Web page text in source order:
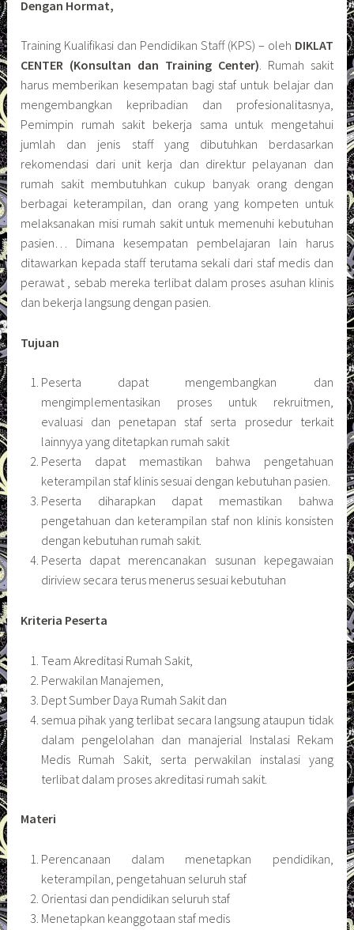
Dengan Hormat,
Training Kualifikasi dan Pendidikan Staff (KPS) – oleh DIKLAT
CENTER (Konsultan dan Training Center). Rumah sakit
harus memberikan kesempatan bagi staf untuk belajar dan
mengembangkan kepribadian dan profesionalitasnya,
Pemimpin rumah sakit bekerja sama untuk mengetahui
jumlah dan jenis staff yang dibutuhkan berdasarkan
rekomendasi dari unit kerja dan direktur pelayanan dan
rumah sakit membutuhkan cukup banyak orang dengan
berbagai keterampilan, dan orang yang kompeten untuk
melaksanakan misi rumah sakit untuk memenuhi kebutuhan
pasien… Dimana kesempatan pembelajaran lain harus
ditawarkan kepada staff terutama sekali dari staf medis dan
perawat , sebab mereka terlibat dalam proses asuhan klinis
dan bekerja langsung dengan pasien.
Tujuan
Peserta dapat mengembangkan dan
mengimplementasikan proses untuk rekruitmen,
evaluasi dan penetapan staf serta prosedur terkait
lainnyya yang ditetapkan rumah sakit
Peserta dapat memastikan bahwa pengetahuan
keterampilan staf klinis sesuai dengan kebutuhan pasien.
Peserta diharapkan dapat memastikan bahwa
pengetahuan dan keterampilan staf non klinis konsisten
dengan kebutuhan rumah sakit.
Peserta dapat merencanakan susunan kepegawaian
diriview secara terus menerus sesuai kebutuhan
Kriteria Peserta
Team Akreditasi Rumah Sakit,
Perwakilan Manajemen,
Dept Sumber Daya Rumah Sakit dan
semua pihak yang terlibat secara langsung ataupun tidak
dalam pengelolahan dan manajerial Instalasi Rekam
Medis Rumah Sakit, serta perwakilan instalasi yang
terlibat dalam proses akreditasi rumah sakit.
Materi
Perencanaan dalam menetapkan pendidikan,
keterampilan, pengetahuan seluruh staf
Orientasi dan pendidikan seluruh staf
Menetapkan keanggotaan staf medis